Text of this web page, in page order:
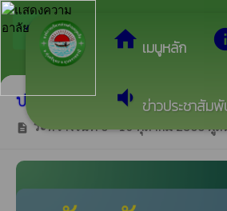
home เมนูหลัก
volume_down ข่าวประชาสัม
arrow_back_ios กลับเมนูหลัก
ประกาศรับสมัครบุคคลเข้ารับก
description ระหว่างวันที่ 6 - 10 ตุลาคม 2568 ผู้ส